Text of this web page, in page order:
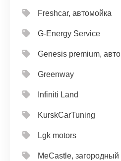
Freshcar, автомойка
G-Energy Service
Genesis premium,
Greenway
Infiniti Land
KurskCarTuning
Lgk motors
MeCastle, загородный